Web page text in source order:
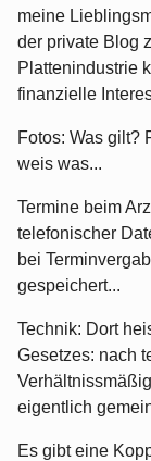
meine
der private Blog
Plattenindustrie
finanzielle
Fotos: Was gilt?
weis was...
Termine beim
telefonischer
bei
gespeichert...
Technik: Dort
Gesetzes: nach
eigentlich
Es gibt eine